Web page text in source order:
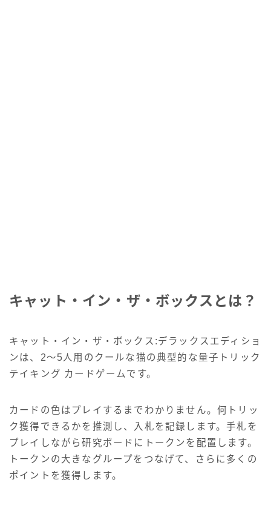
キャット・イン・ザ・ボックスとは？
キャット・イン・ザ・ボックス:デラックスエディショ
ンは、2～5人用のクールな猫の典型的な量子トリック
テイキング カードゲームです。
カードの色はプレイするまでわかりません。何トリッ
ク獲得できるかを推測し、入札を記録します。手札を
プレイしながら研究ボードにトークンを配置します。
トークンの大きなグループをつなげて、さらに多くの
ポイントを獲得します。